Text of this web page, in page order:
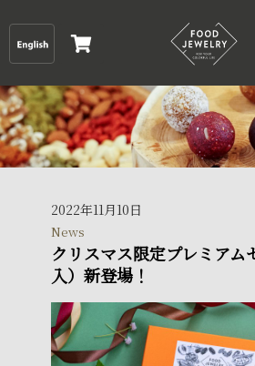
2022年11月10日
News
クリスマス限定プレミアム
入）新登場！